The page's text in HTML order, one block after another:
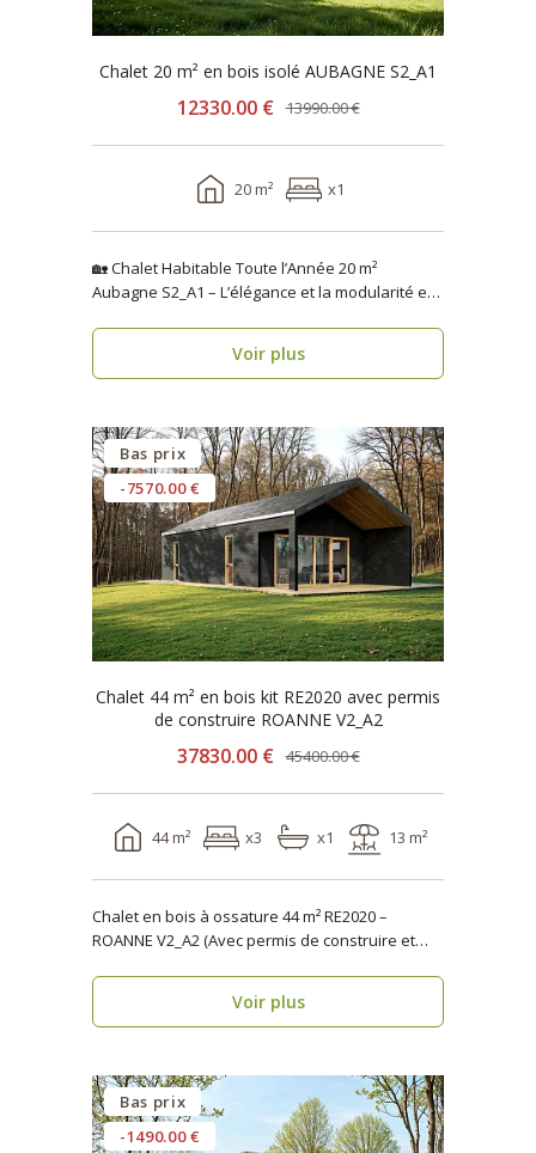
Chalet 20 m² en bois isolé AUBAGNE S2_A1
12330.00 € 13990.00 €
20 m² x1
🏡 Chalet Habitable Toute l’Année 20 m²
Aubagne S2_A1 – L’élégance et la modularité en
Voir plus
Bas prix
-7570.00 €
Chalet 44 m² en bois kit RE2020 avec permis
de construire ROANNE V2_A2
37830.00 € 45400.00 €
44 m² x3 x1 13 m²
Chalet en bois à ossature 44 m² RE2020 –
ROANNE V2_A2 (Avec permis de construire et
Voir plus
Bas prix
-1490.00 €